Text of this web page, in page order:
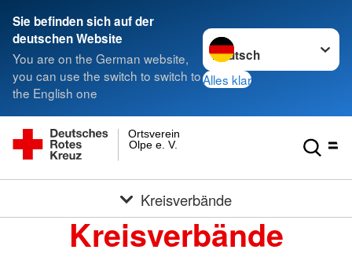
Sie befinden sich auf der
deutschen Website
You are on the German website,
you can use the switch to switch to
the English one
Sprache wechseln zu
Alles klar
Olpe e. V.
Ortsverein
Kreisverbände
Kreisverbände